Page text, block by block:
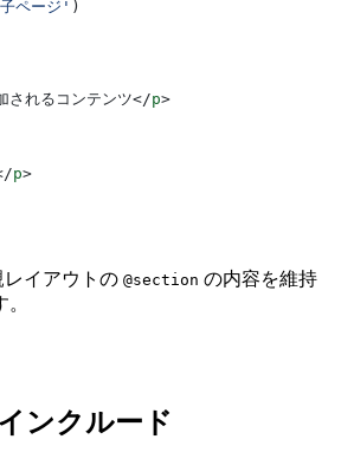
ページ' )
されるコンテンツ</p>
p>
レイアウトの @section の内容を維持
ンクルード